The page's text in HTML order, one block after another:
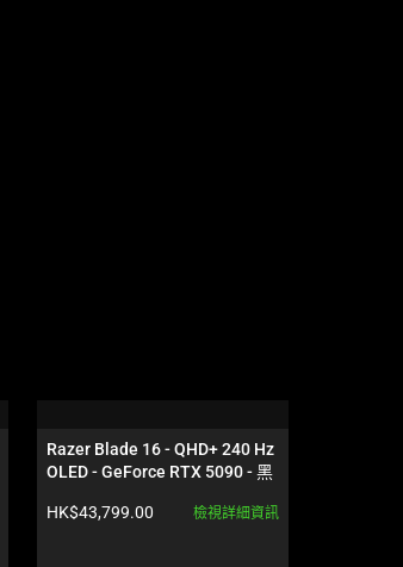
Razer Blade 16 - QHD+ 240 Hz
OLED - GeForce RTX 5090 - 黑
產品價格:
HK$43,799.00 檢視詳細資訊